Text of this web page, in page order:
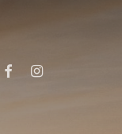
FACEBOOKINSTAGRAM